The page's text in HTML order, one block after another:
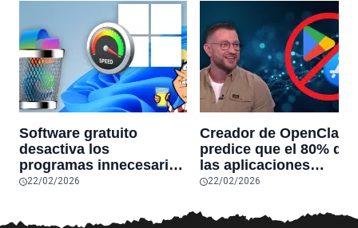
Software gratuito
desactiva los
programas innecesarios
de Windows 11 y
reduciendo el uso de la
22/02/2026
Creador de OpenClaw
predice que el 80% de
las aplicaciones
actuales
sobrevivirán las
22/02/2026